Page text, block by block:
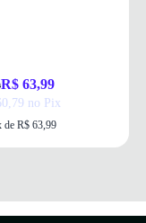
R$ 63,99
no Pix
de R$ 63,99